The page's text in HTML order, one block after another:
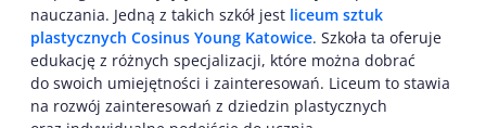
nauczania. Jedną z takich szkół jest liceum sztuk
plastycznych Cosinus Young Katowice. Szkoła ta oferuje
edukację z różnych specjalizacji, które można dobrać
do swoich umiejętności i zainteresowań. Liceum to stawia
na rozwój zainteresowań z dziedzin plastycznych